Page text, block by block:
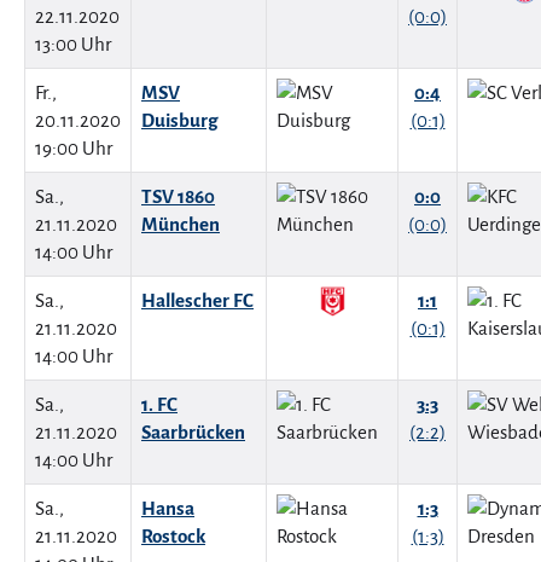
22.11.2020
13:00 Uhr
(0:0)
Fr.,
20.11.2020
19:00 Uhr
MSV
Duisburg
0:4
(0:1)
Sa.,
21.11.2020
14:00 Uhr
TSV 1860
München
0:0
(0:0)
Sa.,
21.11.2020
14:00 Uhr
Hallescher FC
1:1
(0:1)
Sa.,
21.11.2020
14:00 Uhr
1. FC
Saarbrücken
3:3
(2:2)
Sa.,
21.11.2020
Hansa
Rostock
1:3
(1:3)